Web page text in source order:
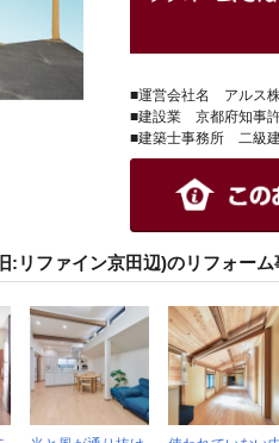
■運営会社名 アルス
■建設業 京都府知事
■建築士事務所 二級
ファイン京田辺)のリフォーム